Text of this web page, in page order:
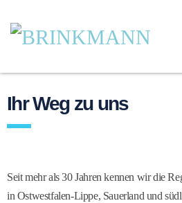
Ihr Weg zu uns
Seit mehr als 30 Jahren kennen wir die
in Ostwestfalen-Lippe, Sauerland und